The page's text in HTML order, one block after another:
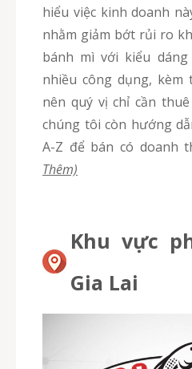
hiểu việc kinh doanh
nhằm giảm bớt rủi ro
bánh mì với kiểu
nhiều công dụng, kèm
nên quý vị chỉ cần
chúng tôi còn hướng
A-Z để bán có doanh
Thêm)
Khu vực
Gia Lai